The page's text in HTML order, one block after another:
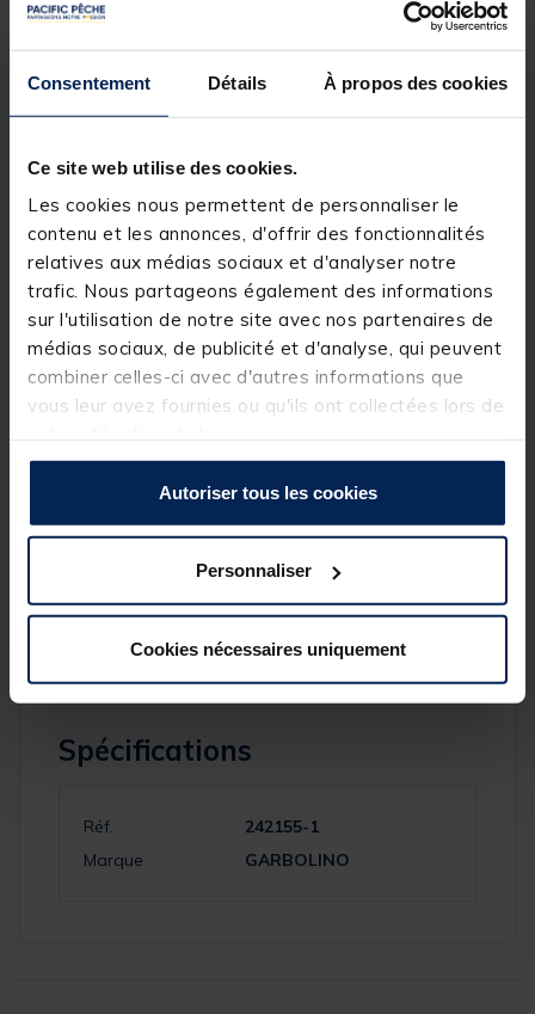
Consentement Détails À propos des cookies
Ce site web utilise des cookies.
Les cookies nous permettent de personnaliser le
contenu et les annonces, d'offrir des fonctionnalités
relatives aux médias sociaux et d'analyser notre
trafic. Nous partageons également des informations
sur l'utilisation de notre site avec nos partenaires de
médias sociaux, de publicité et d'analyse, qui peuvent
combiner celles-ci avec d'autres informations que
vous leur avez fournies ou qu'ils ont collectées lors de
Autoriser tous les cookies
Personnaliser
Cookies nécessaires uniquement
réactivité. Parfaite pour les compétiteurs, elle est
livrée avec un fourreau en tissu pour faciliter son
transport.
Télescopique Vitesse
Construction HM / IM
Poignée ultra fine Antidérapante
Fourreau tissu
Détails
Caractéristiques :
Modèle :Arianna Speed Whip
Longueur :3,50 m
Spécifications
Réf.
242155-1
Marque
GARBOLINO